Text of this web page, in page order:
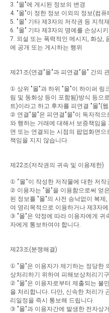
3. "몰"에 게시된 정보의 변경
4. "몰"이 정한 정보 이외의 정보 (컴퓨
5. "몰" 기타 제3자의 저작권 등 지적
6. "몰" 기타 제3자의 명예를 손상시
7. 외설 또는 폭력적인 메시지 화상
에 공개 또는 게시하는 행위
제21 조(연결 "몰"과 피연결 "몰" 간의
① 상위 "몰"과 하위 "몰"이 하이퍼 링
림 및 동화상 등이 포함됨)방식 등으로
트)이라고 하고 후자를 피연결 "몰"(
② 연결 "몰"은 피연결 "몰"이 독자적으
와 행하는 거래에 대해서 보증책임을
면 또는 연결되는 시점의 팝업화면으
책임을 지지 않습니다
제22조(저작권의 귀속 및 이용제한)
① “몰“이 작성한 저작물에 대한 저작
② 이용자는 "몰"을 이용함으로써 얻은
된 정보를 "몰"의 사전 승낙없이 복제
여 영리목적으로 이용하거나 제3자
③ "몰"은 약정에 따라 이용자에게 귀
자에게 통보하여야 합니다
제23조(분쟁해결)
① "몰"은 이용자가 제기하는 정당한
상처리하기 위하여 피해보상처리기
② "몰"은 이용자로부터 제출되는 불
을 처리합니다 다만 신속한 처리가
리일정을 즉시 통보해 드립니다
③ "몰"과 이용자간에 발생한 전자상